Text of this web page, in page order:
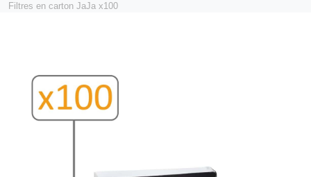
Filtres en carton JaJa x100